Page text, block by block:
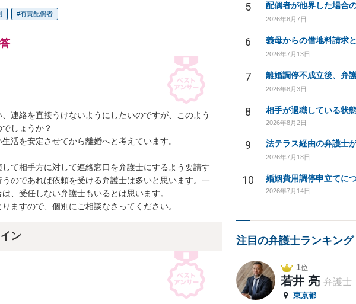
有責配偶者
連絡を直接うけないようにしたいのですが、このよう
しょうか？
活を安定させてから離婚へと考えています。
て相手方に対して連絡窓口を弁護士にするよう要請す
のであれば依頼を受ける弁護士は多いと思います。一
、受任しない弁護士もいるとは思います。
ますので、個別にご相談なさってください。
ン
5 配偶者が他界した場合
2026年8月7日
6
2026年7月13日
7
2026年8月3日
8
2026年8月2日
9
2026年7月18日
10 婚姻費用調停申立てに
2026年7月14日
注目の弁護士ランキング
1位
若井 亮 弁護士
東京都